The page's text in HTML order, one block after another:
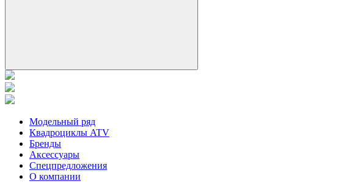
Модельный ряд
Квадроциклы ATV
Бренды
Аксессуары
Спецпредложения
О компании